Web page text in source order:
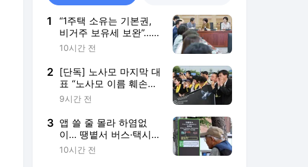
1
“1주택 소유는 기본권,
비거주 보유세 보완”…
與의원들도 문제 제기
10시간 전
2 [단독] 노사모 마지막 대
표 “노사모 이름 훼손말
라”…정청래에 경고장
9시간 전
3 앱 쓸 줄 몰라 하염없
이… 땡볕서 버스·택시
기다리는 노인들
10시간 전